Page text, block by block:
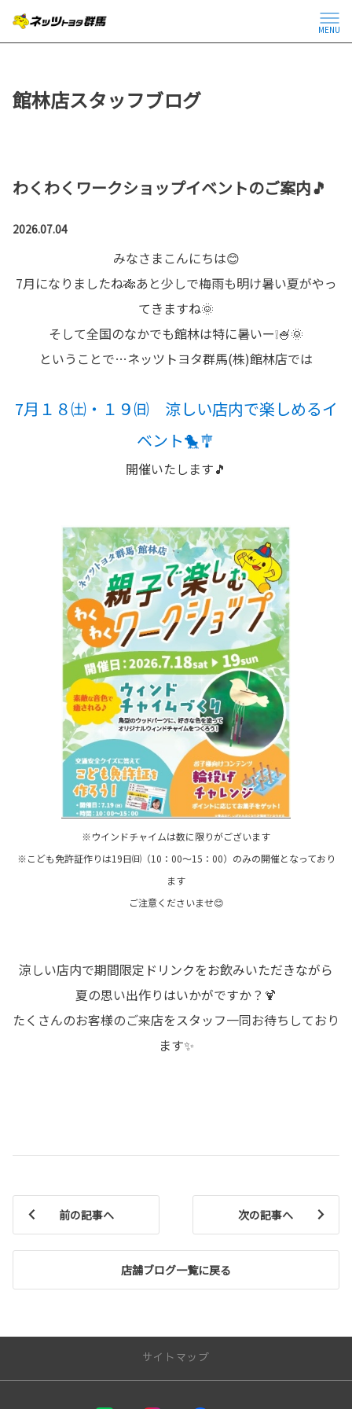
MENU
館林店スタッフブログ
わくわくワークショップイベントのご案内🎵
2026.07.04
みなさまこんにちは😊
7月になりましたね🎋あと少しで梅雨も明け暑い夏がやっ
てきますね🌞
そして全国のなかでも館林は特に暑いー❕🍧🌞
ということで…ネッツトヨタ群馬(株)館林店では
7月１８㈯・１９㈰ 涼しい店内で楽しめるイ
ベント🐤🎐
開催いたします🎵
※ウインドチャイムは数に限りがございます
※こども免許証作りは19日㈰（10：00～15：00）のみの開催となっており
ます
ご注意くださいませ😊
涼しい店内で期間限定ドリンクをお飲みいただきながら
夏の思い出作りはいかがですか？🍹
たくさんのお客様のご来店をスタッフ一同お待ちしており
ます✨
前の記事へ
店舗ブログ一覧に戻る
次の記事へ
サイトマップ